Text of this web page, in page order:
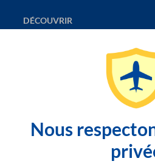
DÉCOUVRIR
PAGES CONSULTÉES
SITEMAP
Nous